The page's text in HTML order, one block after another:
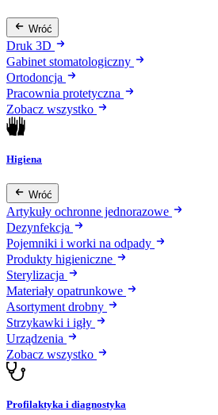
Wróć
Druk 3D
Gabinet stomatologiczny
Ortodoncja
Pracownia protetyczna
Zobacz wszystko
Higiena
Wróć
Artykuły ochronne jednorazowe
Dezynfekcja
Pojemniki i worki na odpady
Produkty higieniczne
Sterylizacja
Materiały opatrunkowe
Asortyment drobny
Strzykawki i igły
Urządzenia
Zobacz wszystko
Profilaktyka i diagnostyka